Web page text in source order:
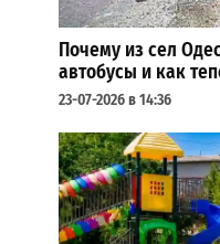
Почему из сел
автобусы и как
23-07-2026 в 14:36